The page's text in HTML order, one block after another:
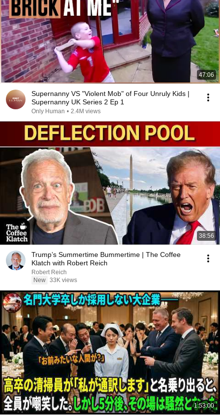
47:06
Supernanny VS "Violent Mob" of Four Unruly Kids |
Supernanny UK Series 2 Ep 1
Only Human • 2.4M views
38:56
Trump’s Summertime Bummertime | The Coffee
Klatch with Robert Reich
Robert Reich
New 33K views
1:53:00